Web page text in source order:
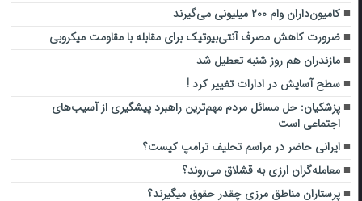
کامیون‌داران وام ۲۰۰ میلیونی می‌گیرند
ضرورت کاهش مصرف آنتی‌بیوتیک‌ برای مقابله با مقاومت میکروبی
مازندران هم روز شنبه تعطیل شد
سطح آسایش در ادارات تغییر کرد !
پزشکیان: حل مسائل مردم مهم‌ترین راهبرد پیشگیری از آسیب‌های
اجتماعی است
ایرانی حاضر در مراسم تحلیف ترامپ کیست؟
معامله‌گران ارزی به قشلاق می‌روند؟
پرستاران مناطق مرزی چقدر حقوق میگیرند؟